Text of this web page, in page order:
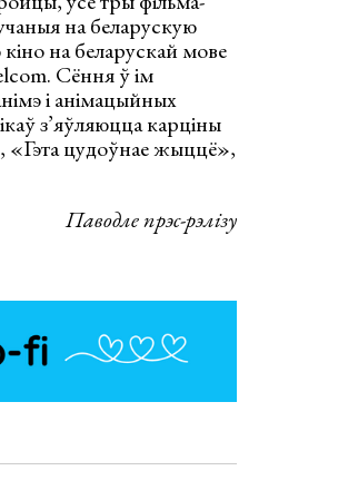
на беларускую
на беларускай мове
Сёння ў ім
і анімацыйных
з’яўляюцца карціны
цудоўнае жыццё»,
Паводле прэс-рэлізу